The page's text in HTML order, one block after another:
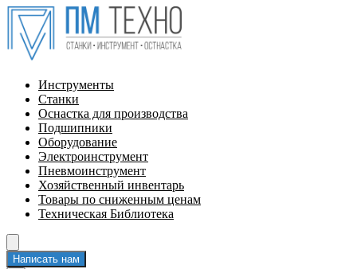
Инструменты
Станки
Оснастка для производства
Подшипники
Оборудование
Электроинструмент
Пневмоинструмент
Хозяйственный инвентарь
Товары по сниженным ценам
Техническая Библиотека
Написать нам